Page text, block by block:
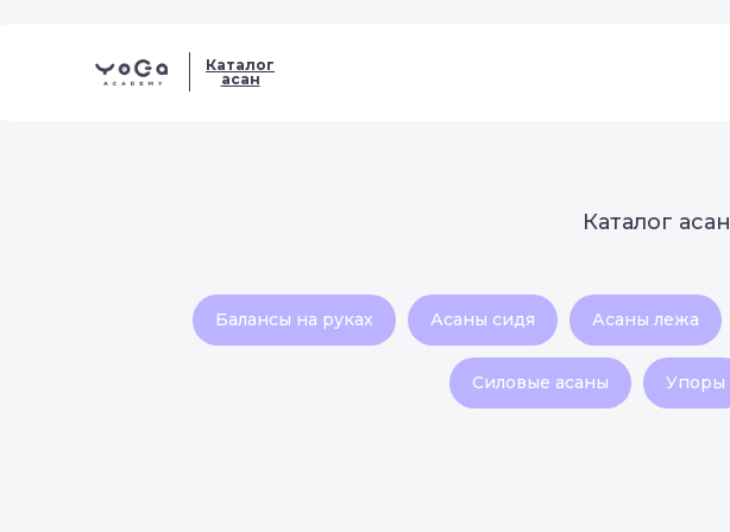
Каталог
асан
Каталог асан
Балансы на руках Асаны сидя Асаны лежа
Силовые асаны Упоры